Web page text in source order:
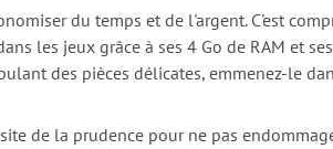
du temps et de l'argent. C'est
les jeux grâce à ses 4 Go de RAM et
des pièces délicates, emmenez-le
de la prudence pour ne pas